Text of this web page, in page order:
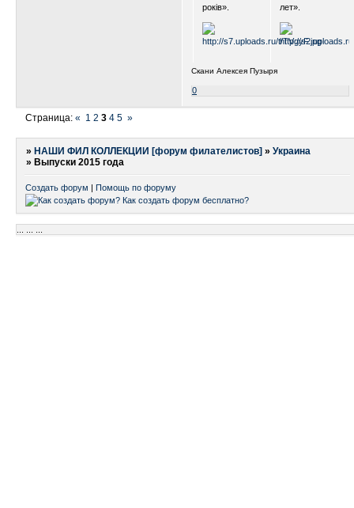
років».
лет».
Скани Алексея Пузыря
0
Страница:« 1 2 3 4 5 »
» НАШИ ФИЛ КОЛЛЕКЦИИ [форум филателистов] »Украина
» Выпуски 2015 года
Создать форум | Помощь по форуму
... ... ...